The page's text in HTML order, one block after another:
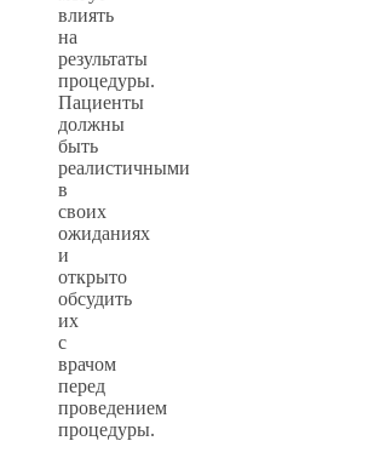
влиять
на
результаты
процедуры.
Пациенты
должны
быть
реалистичными
в
своих
ожиданиях
и
открыто
обсудить
их
с
врачом
перед
проведением
процедуры.